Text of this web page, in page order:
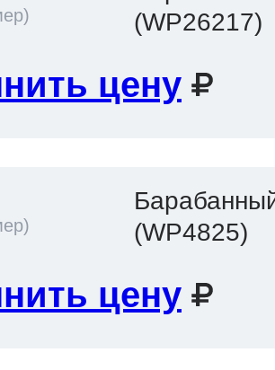
(WP26217)
цену
(WP4825)
цену